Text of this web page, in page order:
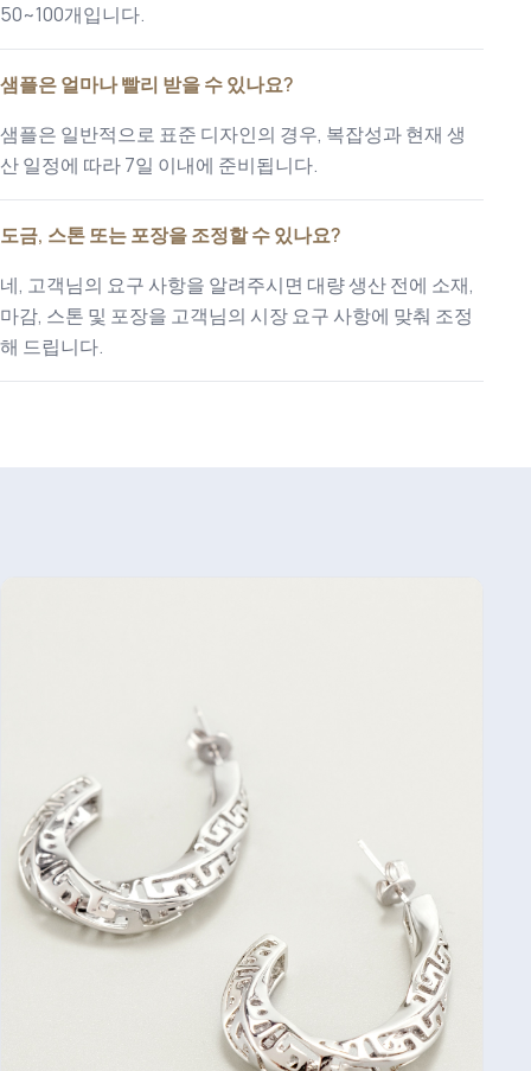
50~100개입니다.
샘플은 얼마나 빨리 받을 수 있나요?
샘플은 일반적으로 표준 디자인의 경우, 복잡성과 현재 생
산 일정에 따라 7일 이내에 준비됩니다.
도금, 스톤 또는 포장을 조정할 수 있나요?
네, 고객님의 요구 사항을 알려주시면 대량 생산 전에 소재,
마감, 스톤 및 포장을 고객님의 시장 요구 사항에 맞춰 조정
해 드립니다.